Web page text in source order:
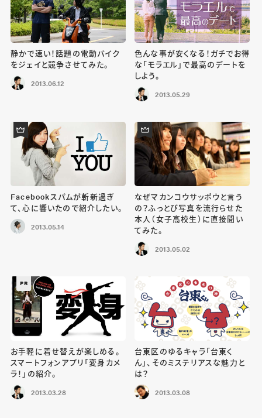
静かで速い！話題の電動バイク
をジェイと競争させてみた。
2013.06.12
色んな事が安くなる！ガチでお得
な「モラエル」で最高のデートを
しよう。
2013.05.29
Facebookスパムが斬新過ぎ
て、心に響いたので紹介したい。
2013.05.14
なぜマカンコウサッポウと言う
の？ふっとび写真を流行らせた
本人（女子高校生）に直接聞い
てみた。
2013.05.02
PR
お手軽に着せ替えが楽しめる。
スマートフォンアプリ「変身カメ
ラ！」の紹介。
2013.03.28
台東区のゆるキャラ「台東く
ん」、そのミステリアスな魅力と
は？
2013.03.08